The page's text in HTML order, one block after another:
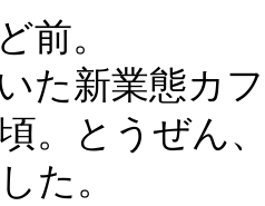
前。
た新業態カ
。とうぜん
た。